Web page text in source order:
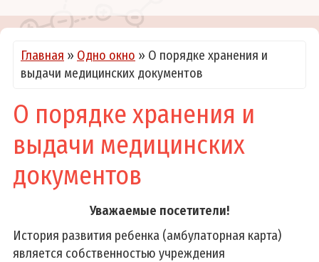
Главная » Одно окно » О порядке хранения и
выдачи медицинских документов
О порядке хранения и
выдачи медицинских
документов
Уважаемые посетители!
История развития ребенка (амбулаторная карта)
является собственностью учреждения